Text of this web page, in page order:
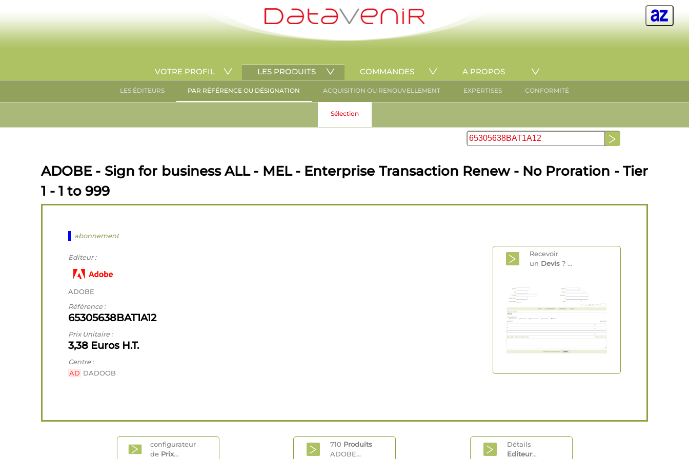
VOTRE PROFIL LES PRODUITS COMMANDES A PROPOS
LES ÉDITEURS PAR RÉFÉRENCE OU DÉSIGNATION ACQUISITION OU RENOUVELLEMENT EXPERTISES CONFORMITÉ
Sélection
ADOBE - Sign for business ALL - MEL - Enterprise Transaction Renew - No Proration - Tier
1 - 1 to 999
abonnement
Editeur :
ADOBE
Référence :
65305638BAT1A12
Prix Unitaire :
3,38 Euros H.T.
Centre :
AD DADOOB
Recevoir
un Devis ? ...
configurateur
de Prix...
710 Produits
ADOBE...
Détails
Editeur...